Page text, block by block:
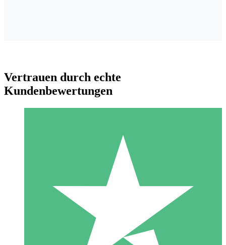
Individuelle Credit-Pakete
Zahlen Sie nach Bedarf mit Download-Credits. Keine
monatliche Verpflichtung erforderlich.
10 00
Vertrauen durch echte
Kundenbewertungen